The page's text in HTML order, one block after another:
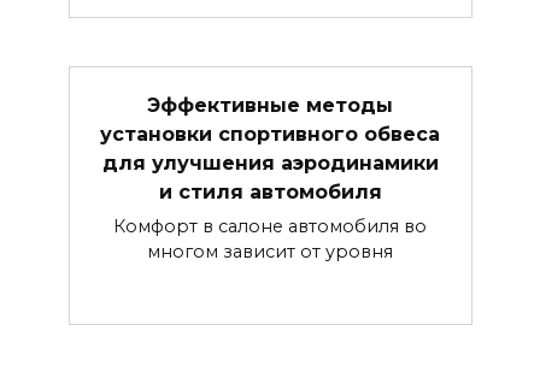
Эффективные методы
установки спортивного обвеса
для улучшения аэродинамики
и стиля автомобиля
Комфорт в салоне автомобиля во
многом зависит от уровня